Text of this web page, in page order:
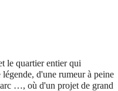
le quartier entier qui
d'une rumeur à peine
…, où d'un projet de grand